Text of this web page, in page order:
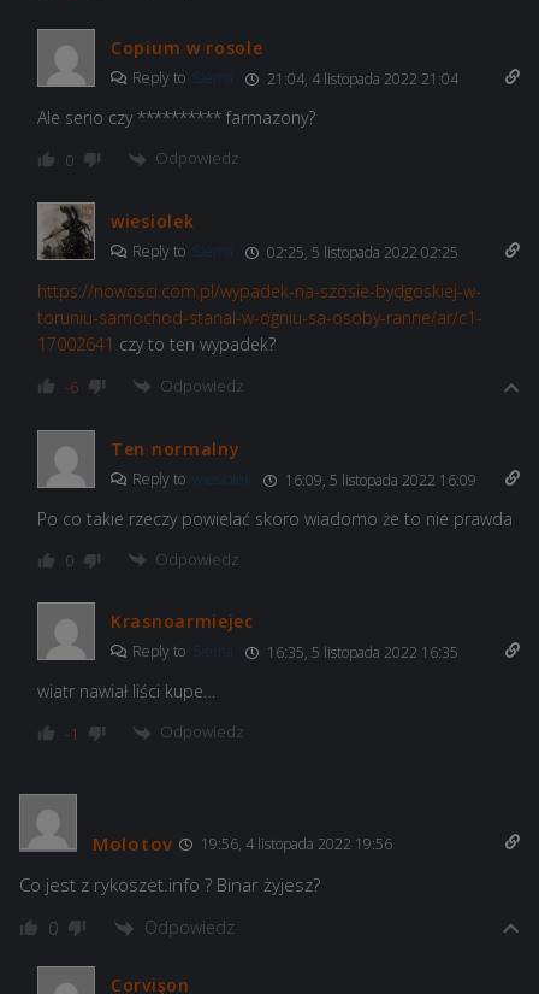
Copium w rosole
Reply to Siema 21:04, 4 listopada 2022 21:04
Ale serio czy ********** farmazony?
0 Odpowiedz
wiesiolek
Reply to Siema 02:25, 5 listopada 2022 02:25
https://nowosci.com.pl/wypadek-na-szosie-bydgoskiej-w-
toruniu-samochod-stanal-w-ogniu-sa-osoby-ranne/ar/c1-
17002641 czy to ten wypadek?
-6 Odpowiedz
Ten normalny
Reply to wiesiolek 16:09, 5 listopada 2022 16:09
Po co takie rzeczy powielać skoro wiadomo że to nie prawda
0 Odpowiedz
Krasnoarmiejec
Reply to Siema 16:35, 5 listopada 2022 16:35
wiatr nawiał liści kupe…
-1 Odpowiedz
Molotov 19:56, 4 listopada 2022 19:56
Co jest z rykoszet.info ? Binar żyjesz?
0 Odpowiedz
Corvişon